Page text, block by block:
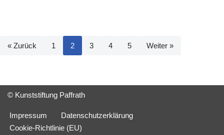
« Zurück 1 2 3 4 5 Weiter »
© Kunststiftung Paffrath
Impressum
Datenschutzerklärung
Cookie-Richtlinie (EU)